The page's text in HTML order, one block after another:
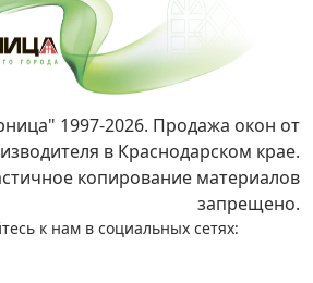
1997-2026. Продажа окон от
в Краснодарском крае.
копирование материалов
запрещено.
к нам в социальных сетях: